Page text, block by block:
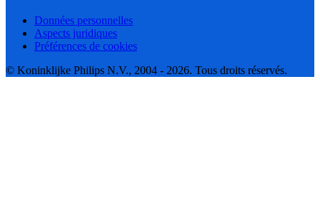
Données personnelles
Aspects juridiques
Préférences de cookies
© Koninklijke Philips N.V., 2004 - 2026. Tous droits réservés.